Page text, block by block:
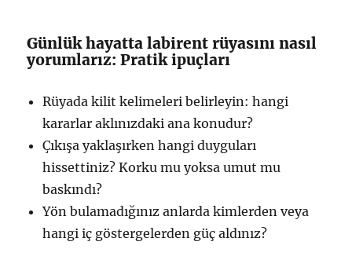
Günlük hayatta labirent rüyasını nasıl
yorumlarız: Pratik ipuçları
Rüyada kilit kelimeleri belirleyin: hangi
kararlar aklınızdaki ana konudur?
Çıkışa yaklaşırken hangi duyguları
hissettiniz? Korku mu yoksa umut mu
baskındı?
Yön bulamadığınız anlarda kimlerden veya
hangi iç göstergelerden güç aldınız?